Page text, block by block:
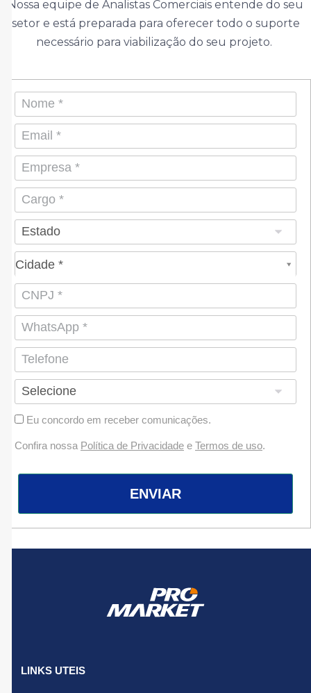
Nossa equipe de Analistas Comerciais entende do seu
setor e está preparada para oferecer todo o suporte
necessário para viabilização do seu projeto.
Cidade *
Cidade*
Eu concordo em receber comunicações.
Confira nossa Política de Privacidade e Termos de uso.
ENVIAR
LINKS UTEIS